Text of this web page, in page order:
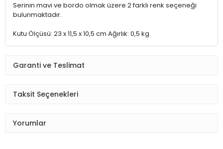
Serinin mavi ve bordo olmak üzere 2 farklı renk seçeneği
bulunmaktadır.
Kutu Ölçüsü: 23 x 11,5 x 10,5 cm Ağırlık: 0,5 kg
Garanti ve Teslimat
Taksit Seçenekleri
Yorumlar